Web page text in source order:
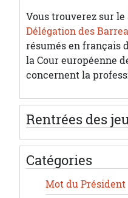
Vous trouverez sur le
Délégation des
résumés en français
la Cour européenne
concernent la
Rentrées des
Catégories
Mot du Président